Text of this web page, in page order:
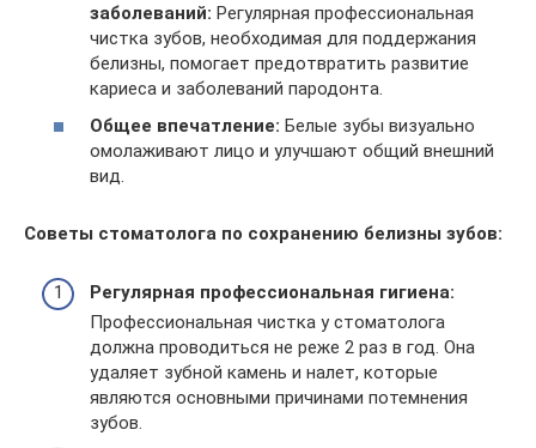
заболеваний: Регулярная профессиональная
чистка зубов, необходимая для поддержания
белизны, помогает предотвратить развитие
кариеса и заболеваний пародонта.
Общее впечатление: Белые зубы визуально
омолаживают лицо и улучшают общий внешний
вид.
Советы стоматолога по сохранению белизны зубов:
Регулярная профессиональная гигиена:
Профессиональная чистка у стоматолога
должна проводиться не реже 2 раз в год. Она
удаляет зубной камень и налет, которые
являются основными причинами потемнения
зубов.